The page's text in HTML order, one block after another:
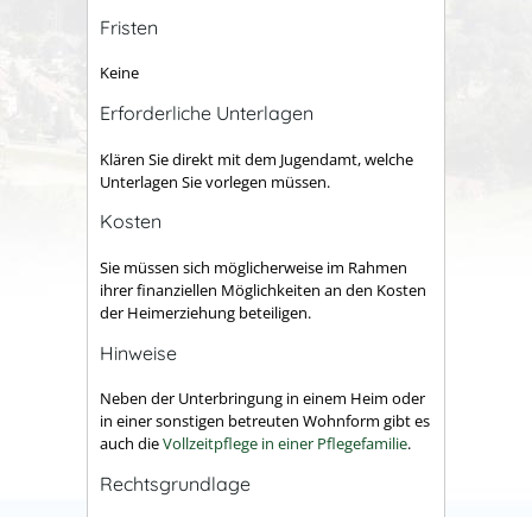
Fristen
Keine
Erforderliche Unterlagen
Klären Sie direkt mit dem Jugendamt, welche
Unterlagen Sie vorlegen müssen.
Kosten
Sie müssen sich möglicherweise im Rahmen
ihrer finanziellen Möglichkeiten an den Kosten
der Heimerziehung beteiligen.
Hinweise
Neben der Unterbringung in einem Heim oder
in einer sonstigen betreuten Wohnform gibt es
auch dieVollzeitpflege in einer Pflegefamilie.
Rechtsgrundlage